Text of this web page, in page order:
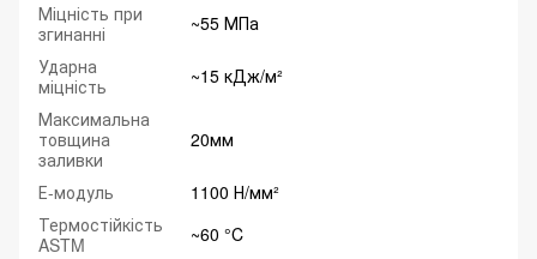
Міцність при
згинанні
~55 МПа
Ударна
міцність
~15 кДж/м²
Максимальна
товщина
заливки
20мм
Е-модуль
1100 Н/мм²
Термостійкість
ASTM
~60 °C